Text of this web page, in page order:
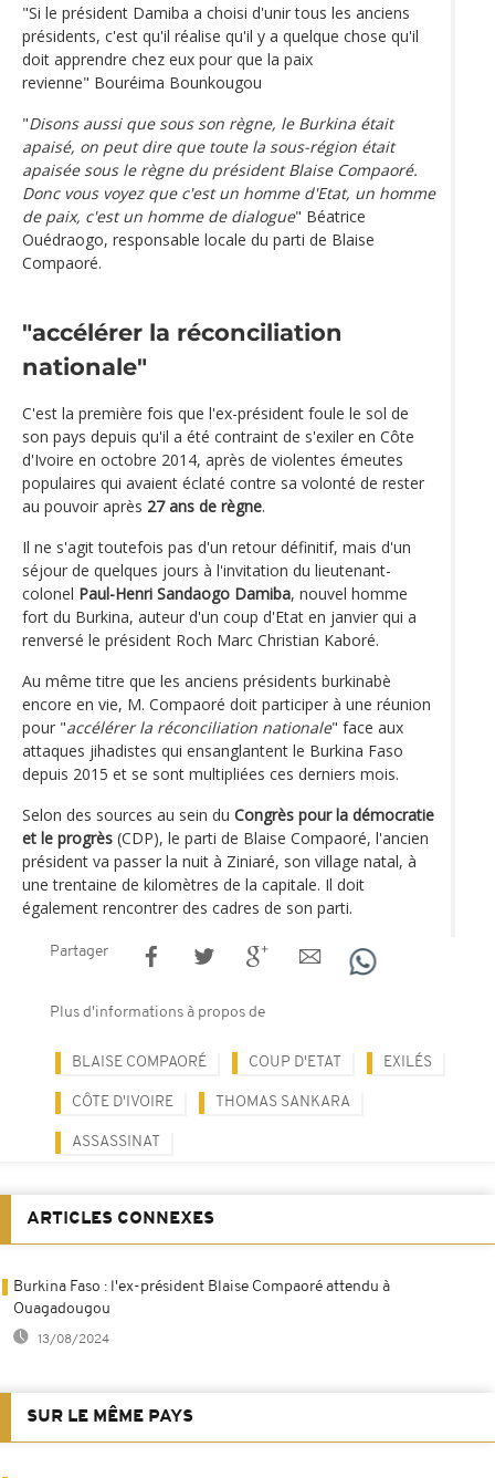
"Si le président Damiba a choisi d'unir tous les anciens
présidents, c'est qu'il réalise qu'il y a quelque chose qu'il
doit apprendre chez eux pour que la paix
revienne" Bouréima Bounkougou
"Disons aussi que sous son règne, le Burkina était
apaisé, on peut dire que toute la sous-région était
apaisée sous le règne du président Blaise Compaoré.
Donc vous voyez que c'est un homme d'Etat, un homme
de paix, c'est un homme de dialogue" Béatrice
Ouédraogo, responsable locale du parti de Blaise
Compaoré.
"accélérer la réconciliation
nationale"
C'est la première fois que l'ex-président foule le sol de
son pays depuis qu'il a été contraint de s'exiler en Côte
d'Ivoire en octobre 2014, après de violentes émeutes
populaires qui avaient éclaté contre sa volonté de rester
au pouvoir après 27 ans de règne.
Il ne s'agit toutefois pas d'un retour définitif, mais d'un
séjour de quelques jours à l'invitation du lieutenant-
colonel Paul-Henri Sandaogo Damiba, nouvel homme
fort du Burkina, auteur d'un coup d'Etat en janvier qui a
renversé le président Roch Marc Christian Kaboré.
Au même titre que les anciens présidents burkinabè
encore en vie, M. Compaoré doit participer à une réunion
pour "accélérer la réconciliation nationale" face aux
attaques jihadistes qui ensanglantent le Burkina Faso
depuis 2015 et se sont multipliées ces derniers mois.
Selon des sources au sein du Congrès pour la démocratie
et le progrès (CDP), le parti de Blaise Compaoré, l'ancien
président va passer la nuit à Ziniaré, son village natal, à
une trentaine de kilomètres de la capitale. Il doit
également rencontrer des cadres de son parti.
Partager
Plus d'informations à propos de
BLAISE COMPAORÉ COUP D'ETAT EXILÉS
CÔTE D'IVOIRE THOMAS SANKARA
ASSASSINAT
ARTICLES CONNEXES
Burkina Faso : l'ex-président Blaise Compaoré attendu à
Ouagadougou
13/08/2024
SUR LE MÊME PAYS